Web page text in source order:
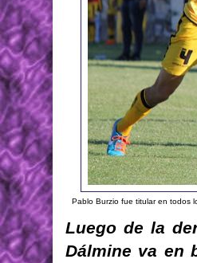
Pablo Burzio fue titular en todos
Luego de la
Dálmine va en